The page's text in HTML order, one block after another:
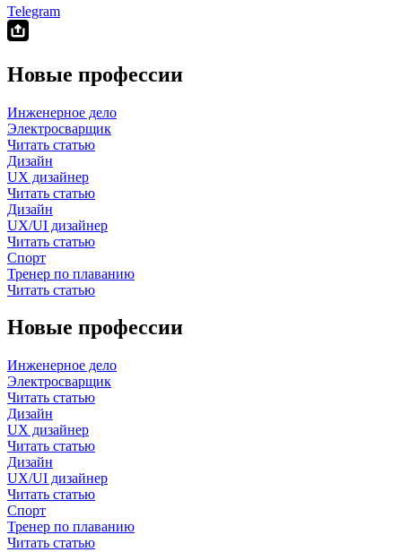
Telegram
Новые профессии
Инженерное дело
Электросварщик
Читать статью
Дизайн
UX дизайнер
Читать статью
Дизайн
UX/UI дизайнер
Читать статью
Спорт
Тренер по плаванию
Читать статью
Новые профессии
Инженерное дело
Электросварщик
Читать статью
Дизайн
UX дизайнер
Читать статью
Дизайн
UX/UI дизайнер
Читать статью
Спорт
Тренер по плаванию
Читать статью